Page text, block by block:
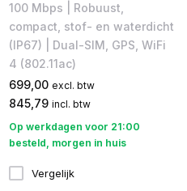
100 Mbps | Robuust,
compact, stof- en waterdicht
(IP67) | Dual-SIM, GPS, WiFi
4 (802.11ac)
699,00 excl. btw
845,79 incl. btw
Op werkdagen voor 21:00
besteld, morgen in huis
Vergelijk